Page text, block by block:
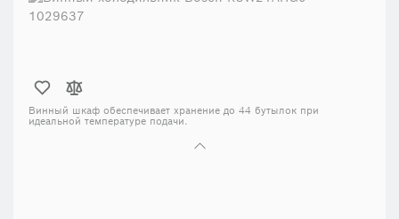
Винный шкаф обеспечивает хранение до 44 бутылок при
идеальной температуре подачи.
Удобство использования и элегантный дизайн.